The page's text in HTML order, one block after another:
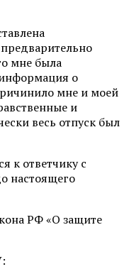
мне была
о
мне и моей
и
весь отпуск был
к ответчику с
настоящего
РФ «О защите